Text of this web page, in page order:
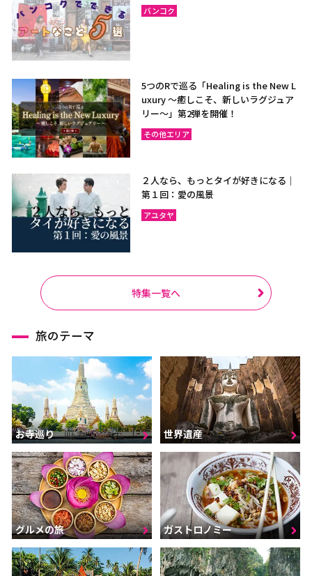
バンコク
5つのRで巡る「Healing is the New L
uxury ～癒しこそ、新しいラグジュア
リー〜」第2弾を開催！
その他エリア
２人なら、もっとタイが好きになる｜
第１回：愛の風景
アユタヤ
特集一覧へ
旅のテーマ
お寺巡り 世界遺産
グルメの旅 ガストロノミー